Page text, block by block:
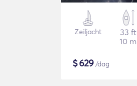
Zeiljacht
33 ft
10 m
$629/dag